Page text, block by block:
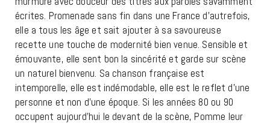
écrites. Promenade sans fin dans une France d’autrefois,
elle a tous les âge et sait ajouter à sa savoureuse
recette une touche de modernité bien venue. Sensible et
émouvante, elle sent bon la sincérité et garde sur scène
un naturel bienvenu. Sa chanson française est
intemporelle, elle est indémodable, elle est le reflet d’une
personne et non d’une époque. Si les années 80 ou 90
occupent aujourd’hui le devant de la scène, Pomme leur